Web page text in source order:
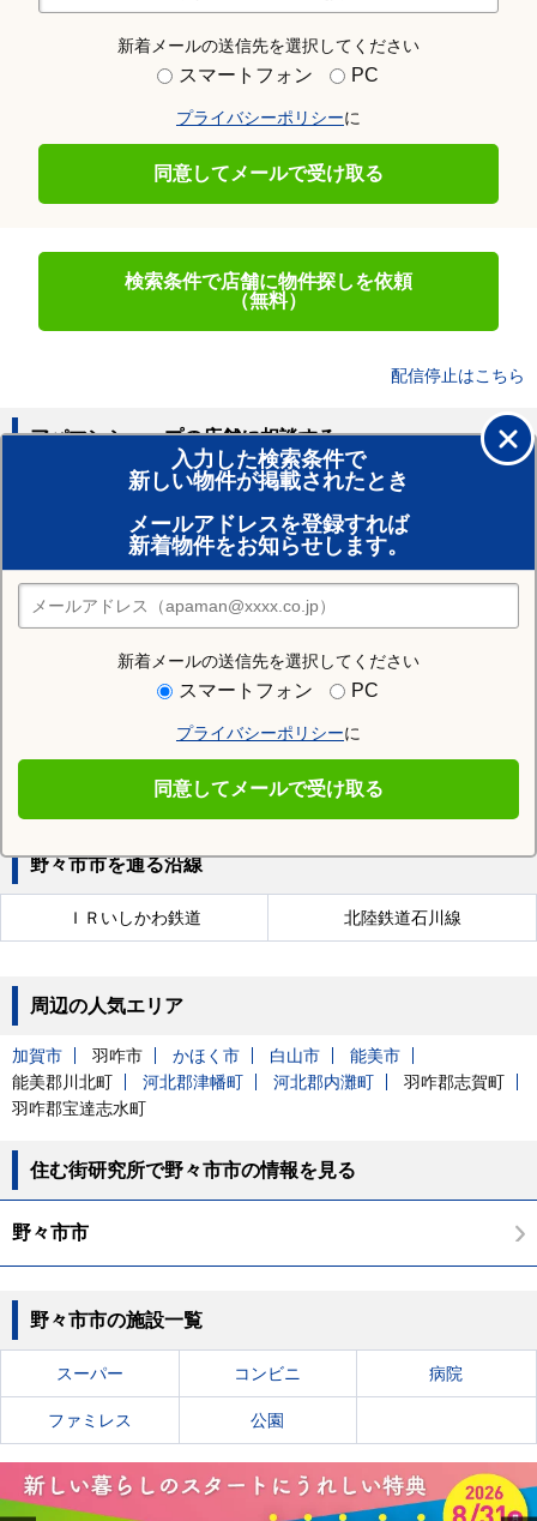
新着メールの送信先を選択してください
スマートフォン PC
プライバシーポリシーに
同意してメールで受け取る
検索条件で店舗に物件探しを依頼
（無料）
配信停止はこちら
入力した検索条件で
新しい物件が掲載されたとき
メールアドレスを登録すれば
新着物件をお知らせします。
新着メールの送信先を選択してください
スマートフォン PC
プライバシーポリシーに
同意してメールで受け取る
アパマンショップの店舗に相談する
賃貸のプロがお部屋探し！
おまかせ物件リクエスト
住みたい街の店舗を探す
店舗検索
野々市工大前駅
野々市市を通る沿線
ＩＲいしかわ鉄道 北陸鉄道石川線
周辺の人気エリア
加賀市 羽咋市 かほく市 白山市
能美市
能美郡川北町
河北郡津幡町 河北郡内灘町
羽咋郡志賀町
羽咋郡宝達志水町
住む街研究所で野々市市の情報を見る
野々市市
野々市市の施設一覧
スーパー コンビニ 病院
ファミレス 公園